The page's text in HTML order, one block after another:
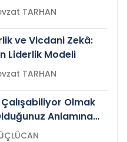
Prof.Dr. Nevzat TARHAN
ve Vicdani Zekâ:
Liderlik Modeli
Prof.Dr. Nevzat TARHAN
Olmak
Anlamına
GÜÇLÜCAN